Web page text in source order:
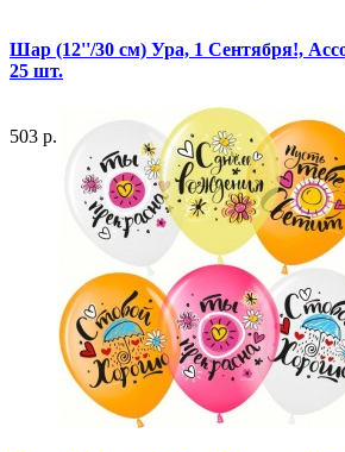
Шар (12''/30 см) Ура, 1 Сентября!,
25 шт.
503 р.